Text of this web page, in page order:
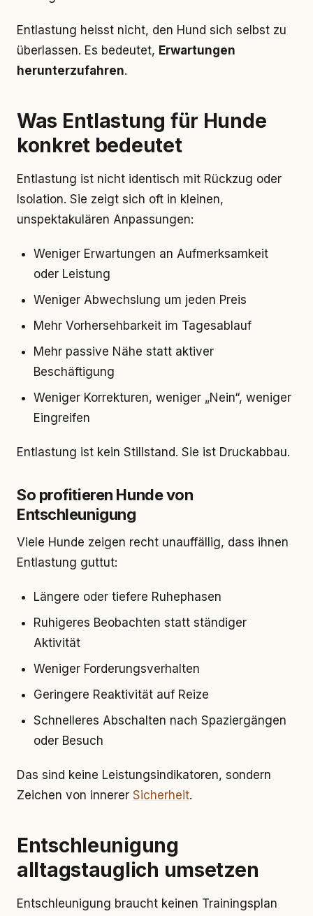
Entlastung heisst nicht, den Hund sich selbst zu
überlassen. Es bedeutet, Erwartungen
herunterzufahren.
Was Entlastung für Hunde
konkret bedeutet
Entlastung ist nicht identisch mit Rückzug oder
Isolation. Sie zeigt sich oft in kleinen,
unspektakulären Anpassungen:
Weniger Erwartungen an Aufmerksamkeit
oder Leistung
Weniger Abwechslung um jeden Preis
Mehr Vorhersehbarkeit im Tagesablauf
Mehr passive Nähe statt aktiver
Beschäftigung
Weniger Korrekturen, weniger „Nein“, weniger
Eingreifen
Entlastung ist kein Stillstand. Sie ist Druckabbau.
So profitieren Hunde von
Entschleunigung
Viele Hunde zeigen recht unauffällig, dass ihnen
Entlastung guttut:
Längere oder tiefere Ruhephasen
Ruhigeres Beobachten statt ständiger
Aktivität
Weniger Forderungsverhalten
Geringere Reaktivität auf Reize
Schnelleres Abschalten nach Spaziergängen
oder Besuch
Das sind keine Leistungsindikatoren, sondern
Zeichen von innerer Sicherheit.
Entschleunigung
alltagstauglich umsetzen
Entschleunigung braucht keinen Trainingsplan